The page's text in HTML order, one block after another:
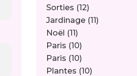
Sorties (12)
Jardinage (11)
Noël (11)
Paris (10)
Paris (10)
Plantes (10)